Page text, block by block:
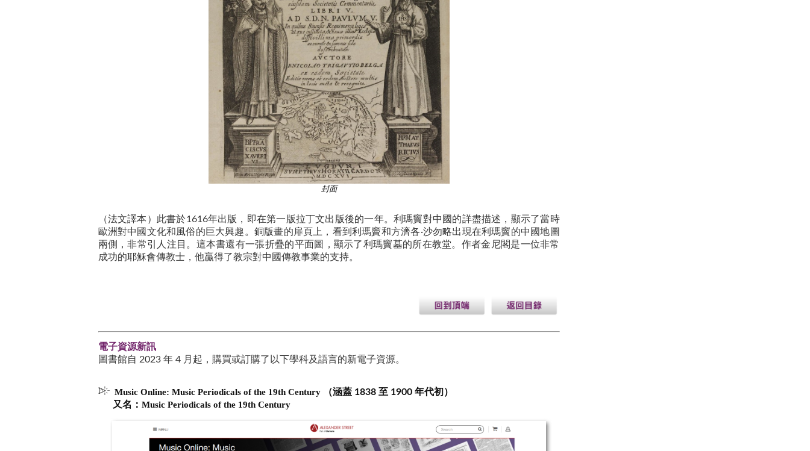
封面
（法文譯本）此書於1616年出版，即在第一版拉丁文出版後的一年。利瑪竇對中國的詳盡描述，顯示了當時
歐洲對中國文化和風俗的巨大興趣。銅版畫的扉頁上，看到利瑪竇和方濟各·沙勿略出現在利瑪竇的中國地圖
兩側，非常引人注目。這本書還有一張折疊的平面圖，顯示了利瑪竇墓的所在教堂。作者金尼閣是一位非常
成功的耶穌會傳教士，他贏得了教宗對中國傳教事業的支持。
電子資源新訊
圖書館自 2023 年 4 月起，購買或訂購了以下學科及語言的新電子資源。
Music Online: Music Periodicals of the 19th Century
（涵蓋 1838 至 1900 年代初）
又名： Music Periodicals of the 19th Century